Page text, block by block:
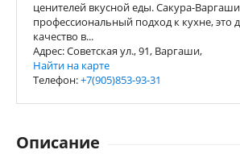
ценителей вкусной еды. Сакура-Варгаши
профессиональный подход к кухне, это
качество в...
Адрес: Советская ул., 91, Варгаши,
Найти на карте
Телефон:+7(905)853-93-31
Описание